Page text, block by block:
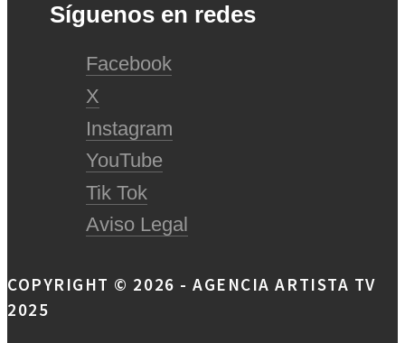
Síguenos en redes
Facebook
X
Instagram
YouTube
Tik Tok
Aviso Legal
COPYRIGHT © 2026 - AGENCIA ARTISTA TV
2025